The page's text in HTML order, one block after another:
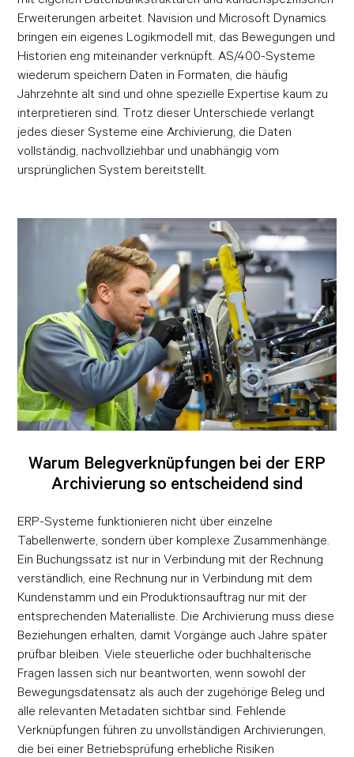
Erweiterungen arbeitet. Navision und Microsoft Dynamics
bringen ein eigenes Logikmodell mit, das Bewegungen und
Historien eng miteinander verknüpft. AS/400-Systeme
wiederum speichern Daten in Formaten, die häufig
Jahrzehnte alt sind und ohne spezielle Expertise kaum zu
interpretieren sind. Trotz dieser Unterschiede verlangt
jedes dieser Systeme eine Archivierung, die Daten
vollständig, nachvollziehbar und unabhängig vom
ursprünglichen System bereitstellt.
Warum Belegverknüpfungen bei der ERP
Archivierung so entscheidend sind
ERP-Systeme funktionieren nicht über einzelne
Tabellenwerte, sondern über komplexe Zusammenhänge.
Ein Buchungssatz ist nur in Verbindung mit der Rechnung
verständlich, eine Rechnung nur in Verbindung mit dem
Kundenstamm und ein Produktionsauftrag nur mit der
entsprechenden Materialliste. Die Archivierung muss diese
Beziehungen erhalten, damit Vorgänge auch Jahre später
prüfbar bleiben. Viele steuerliche oder buchhalterische
Fragen lassen sich nur beantworten, wenn sowohl der
Bewegungsdatensatz als auch der zugehörige Beleg und
alle relevanten Metadaten sichtbar sind. Fehlende
Verknüpfungen führen zu unvollständigen Archivierungen,
die bei einer Betriebsprüfung erhebliche Risiken